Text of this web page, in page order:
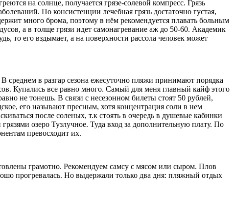
на солнце, получается грязе-солевой компресс. Грязь
По консистенции лечебная грязь достаточно густая,
много брома, поэтому в нём рекомендуется плавать больным
а в толще грязи идет самонагревание аж до 50-60. Академик
то его вздымает, а на поверхности рассола человек может
среднем в разгар сезона ежесуточно пляжи принимают порядка
Купались все равно много. Самый для меня главный кайф этого
не тонешь. В связи с несезонном билеты стоят 50 рублей,
его называют пресным, хотя концентрация соли в нем
после соленых, т.к стоять в очередь в душевые кабинки
озеро Тузлучное. Туда вход за дополнительную плату. По
превосходит их.
грамотно. Рекомендуем самсу с мясом или сыром. Плов
прогревалась. Но выдержали только два дня: пляжный отдых